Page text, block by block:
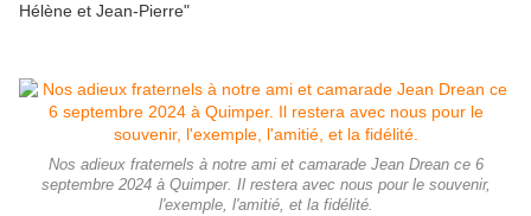
Hélène et Jean-Pierre"
Nos adieux fraternels à notre ami et camarade Jean Drean ce 6
septembre 2024 à Quimper. Il restera avec nous pour le souvenir,
l'exemple, l'amitié, et la fidélité.